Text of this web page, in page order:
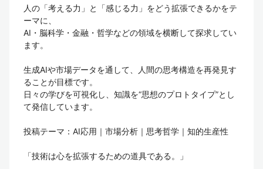
人の「考える力」と「感じる力」をどう拡張できるかをテ
ーマに、
AI・脳科学・金融・哲学などの領域を横断して探求してい
ます。
生成AIや市場データを通して、人間の思考構造を再発見す
ることが目標です。
日々の学びを可視化し、知識を“思想のプロトタイプ”とし
て発信しています。
投稿テーマ：AI応用｜市場分析｜思考哲学｜知的生産性
「技術は心を拡張するための道具である。」